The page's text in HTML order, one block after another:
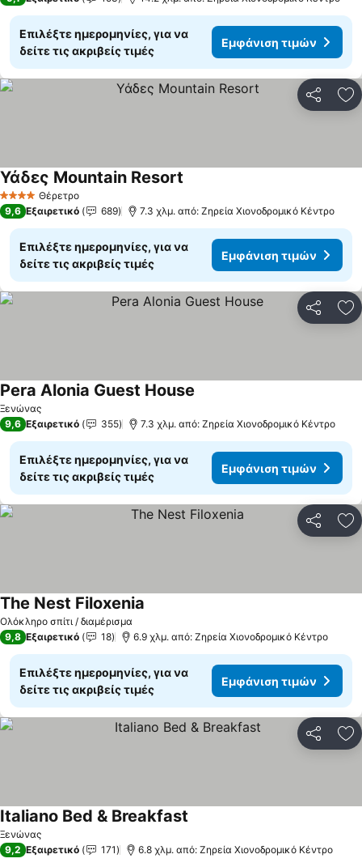
Επιλέξτε ημερομηνίες, για να
δείτε τις ακριβείς τιμές
Εμφάνιση τιμών
4 ΑστέριαΘέρετρο
Υάδες Mountain Resort
9,6 Εξαιρετικό 689 7.3 χλμ. από: Ζηρεία Χιονοδρομικό Κέντρο
Επιλέξτε ημερομηνίες, για να
δείτε τις ακριβείς τιμές
Εμφάνιση τιμών
Ξενώνας
Pera Alonia Guest House
9,6 Εξαιρετικό 355 7.3 χλμ. από: Ζηρεία Χιονοδρομικό Κέντρο
Επιλέξτε ημερομηνίες, για να
δείτε τις ακριβείς τιμές
Εμφάνιση τιμών
Ολόκληρο σπίτι / διαμέρισμα
The Nest Filoxenia
9,8 Εξαιρετικό 18 6.9 χλμ. από: Ζηρεία Χιονοδρομικό Κέντρο
Επιλέξτε ημερομηνίες, για να
δείτε τις ακριβείς τιμές
Εμφάνιση τιμών
Ξενώνας
Italiano Bed & Breakfast
9,2 Εξαιρετικό 171 6.8 χλμ. από: Ζηρεία Χιονοδρομικό Κέντρο